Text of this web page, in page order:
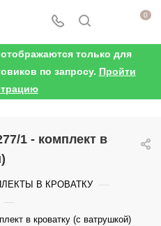
0
только для
по запросу. Пройти
1 - комплект в
В КРОВАТКУ —
—
в кроватку (с ватрушкой)